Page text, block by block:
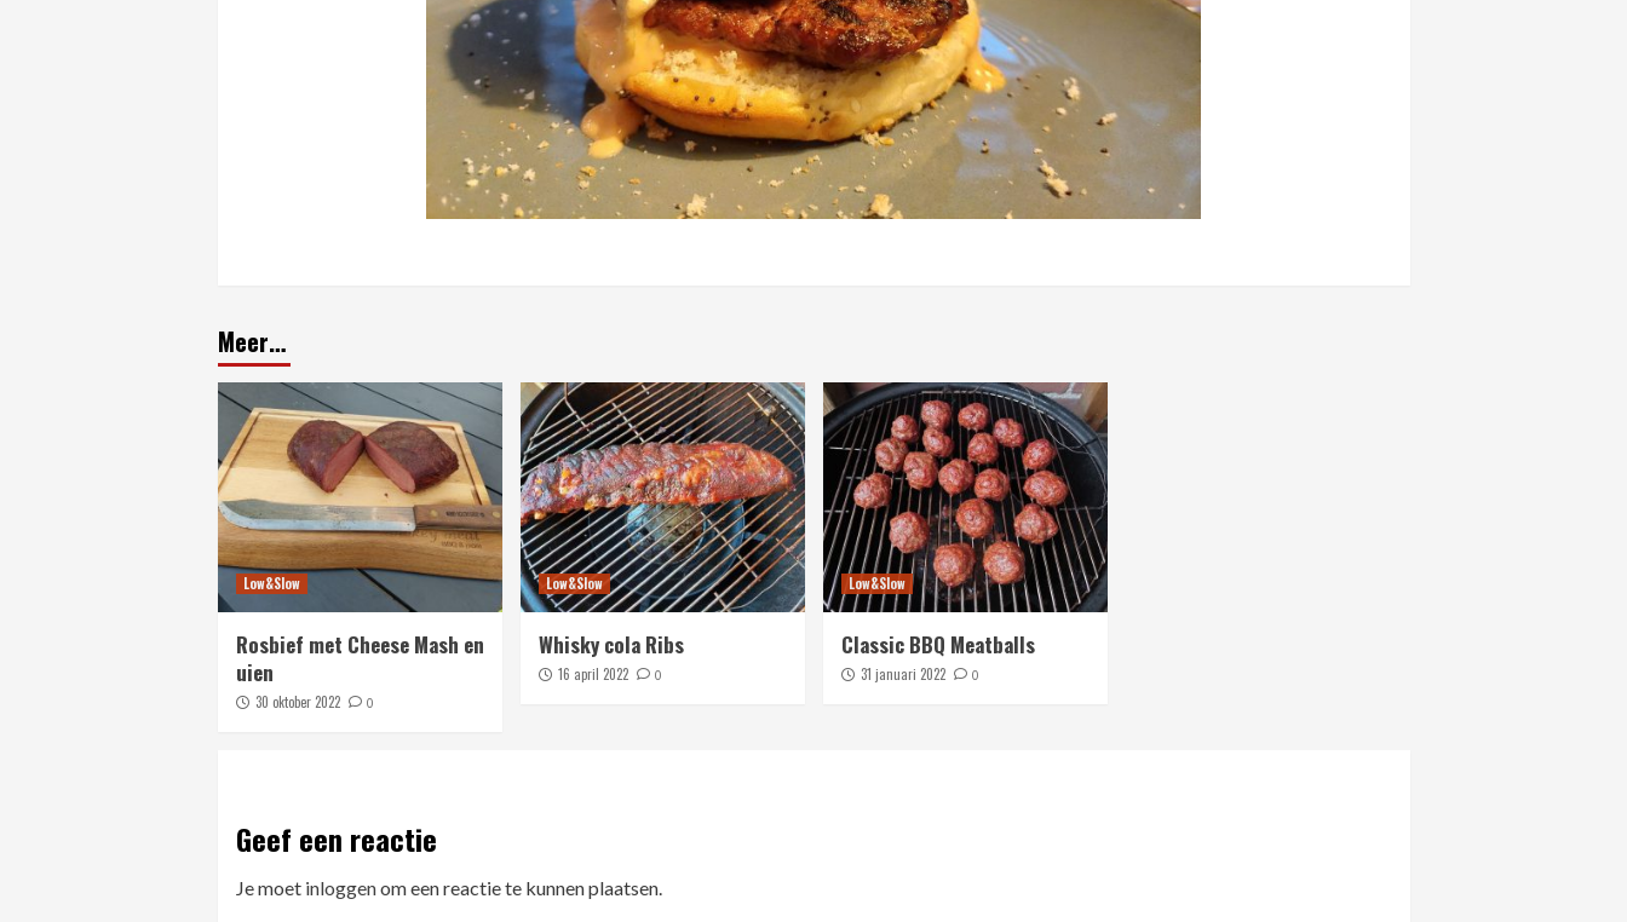
Meer…
Low&Slow
Rosbief met Cheese Mash en
uien
30 oktober 2022 0
Low&Slow
Whisky cola Ribs
16 april 2022 0
Low&Slow
Classic BBQ Meatballs
31 januari 2022 0
Geef een reactie
Je moet inloggenom een reactie te kunnen plaatsen.